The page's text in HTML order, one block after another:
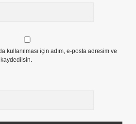
kullanılması için adım, e-posta adresim ve
kaydedilsin.